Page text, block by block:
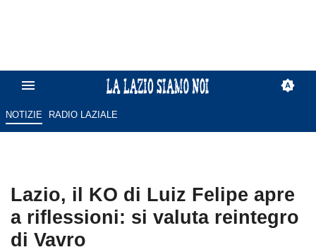
NOTIZIE RADIO LAZIALE
Lazio, il KO di Luiz Felipe apre
a riflessioni: si valuta reintegro
di Vavro